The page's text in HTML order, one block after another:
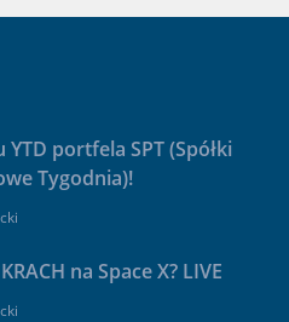
YTD portfela SPT (Spółki
Tygodnia)!
na Space X? LIVE